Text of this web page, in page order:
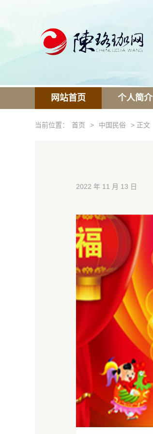
网站首页 个人简介
当前位置： 首页 > 中国民俗 > 正文
2022 年 11 月 13 日